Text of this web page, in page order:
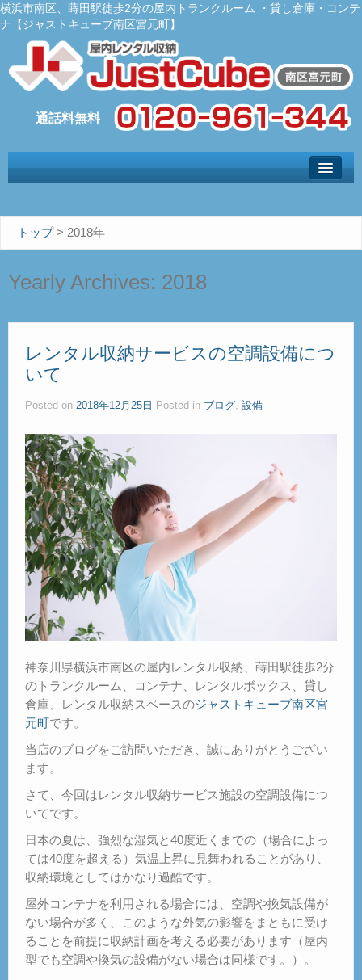
横浜市南区、蒔田駅徒歩2分の屋内トランクルーム ・貸し倉庫・コンテ
ナ【ジャストキューブ南区宮元町】
トップ
– Top –
ご利用案内
– Size Price –
Ｑ＆Ａ
– Access –
会社案内
– Company –
お問合せ
– Query –
トップ> 2018年
Yearly Archives: 2018
レンタル収納サービスの空調設備につ
いて
Posted on 2018年12月25日 Posted in ブログ, 設備
神奈川県横浜市南区の屋内レンタル収納、蒔田駅徒歩2分
のトランクルーム、コンテナ、レンタルボックス、貸し
倉庫、レンタル収納スペースのジャストキューブ南区宮
元町です。
当店のブログをご訪問いただき、誠にありがとうござい
ます。
さて、今回はレンタル収納サービス施設の空調設備につ
いてです。
日本の夏は、強烈な湿気と40度近くまでの（場合によっ
ては40度を超える）気温上昇に見舞われることがあり、
収納環境としてはかなり過酷です。
屋外コンテナを利用される場合には、空調や換気設備が
ない場合が多く、このような外気の影響をまともに受け
ることを前提に収納計画を考える必要があります（屋内
型でも空調や換気の設備がない場合は同様です。）。